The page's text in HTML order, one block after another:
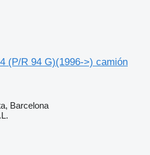
(P/R 94 G)(1996->) camión
Barcelona